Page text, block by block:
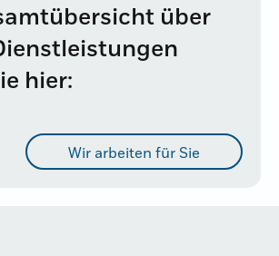
über
hier:
Wir arbeiten für Sie